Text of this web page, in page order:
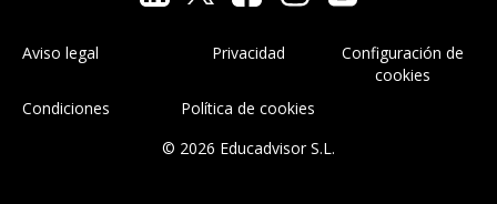
Aviso legal Privacidad
Configuración de
cookies
Condiciones
Política de cookies
© 2026 Educadvisor S.L.